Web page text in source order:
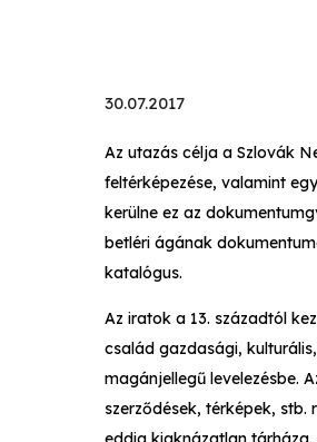
30.07.2017
Az utazás célja a Szlovák
feltérképezése, valamint
kerülne ez az
betléri ágának
katalógus.
Az iratok a 13. századtól
család gazdasági,
magánjellegű levelezésbe.
szerződések, térképek,